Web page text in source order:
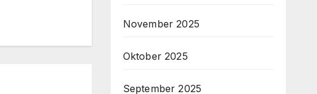
November 2025
Oktober 2025
September 2025